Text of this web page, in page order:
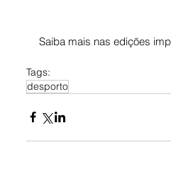
Saiba mais nas edições
Tags:
desporto